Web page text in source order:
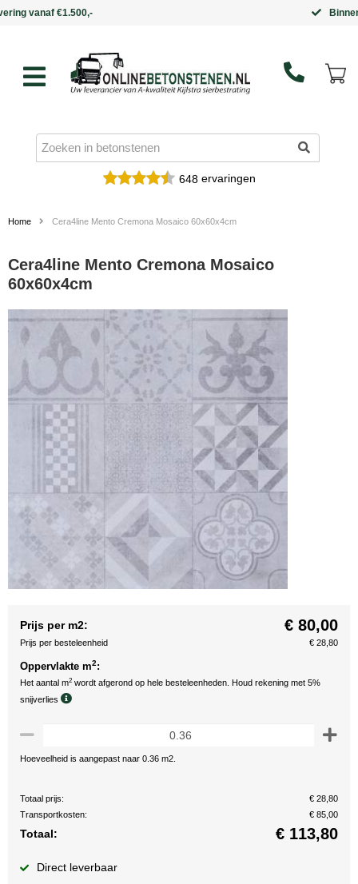
648ervaringen
Home Cera4line Mento Cremona Mosaico 60x60x4cm
Cera4line Mento Cremona Mosaico
60x60x4cm
Prijs per m2: € 80,00
Prijs per besteleenheid € 28,80
Oppervlakte m2:
Het aantal m2 wordt afgerond op hele besteleenheden. Houd rekening met 5%
snijverlies
Hoeveelheid is aangepast naar 0.36 m2.
Totaal prijs:
€ 28,80
Transportkosten:
€ 85,00
Totaal: € 113,80
Direct leverbaar